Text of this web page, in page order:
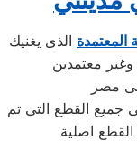
المعتمدة الذى يغنيك
معتمدين
القطع التى تم